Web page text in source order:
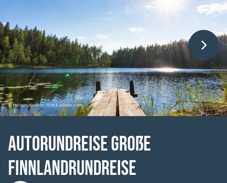
© terovesalainen - stock.adobe.com
Autorundreise Große
Finnlandrundreise